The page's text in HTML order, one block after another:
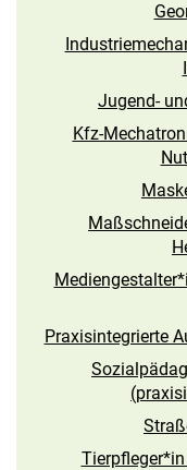
Jugend-
Kfz-
Praxisintegrierte